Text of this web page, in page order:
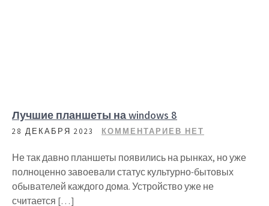
Лучшие планшеты на windows 8
28 ДЕКАБРЯ 2023 КОММЕНТАРИЕВ НЕТ
Не так давно планшеты появились на рынках, но уже
полноценно завоевали статус культурно-бытовых
обывателей каждого дома. Устройство уже не
считается […]